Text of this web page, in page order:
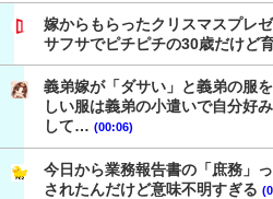
嫁からもらったクリスマスプレ
サフサでピチピチの30歳だけど
義弟嫁が「ダサい」と義弟の服
しい服は義弟の小遣いで自分好
して… (00:06)
今日から業務報告書の「庶務」
されたんだけど意味不明すぎる